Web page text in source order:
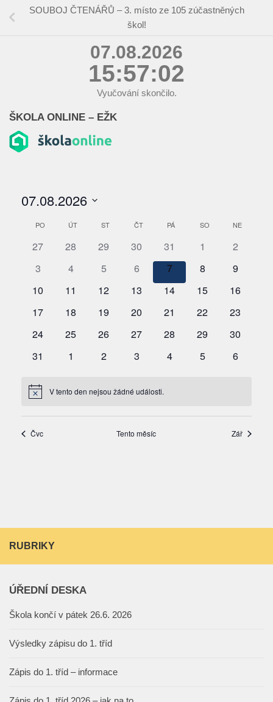
SOUBOJ ČTENÁŘŮ – 3. místo ze 105 zúčastněných
škol!
07.08.2026
15:57:03
Vyučování skončilo.
ŠKOLA ONLINE – EŽK
RUBRIKY
ÚŘEDNÍ DESKA
Škola končí v pátek 26.6. 2026
Výsledky zápisu do 1. tříd
Zápis do 1. tříd – informace